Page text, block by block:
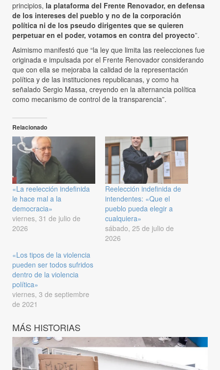
principios, la plataforma del Frente Renovador, en defensa
de los intereses del pueblo y no de la corporación
política ni de los pseudo dirigentes que se quieren
perpetuar en el poder, votamos en contra del proyecto”.
Asimismo manifestó que “la ley que limita las reelecciones fue
originada e impulsada por el Frente Renovador considerando
que con ella se mejoraba la calidad de la representación
política y de las instituciones republicanas, y como ha
señalado Sergio Massa, creyendo en la alternancia política
como mecanismo de control de la transparencia”.
Relacionado
«La reelección indefinida
le hace mal a la
democracia»
viernes, 31 de julio de
2026
Reelección indefinida de
intendentes: «Que el
pueblo pueda elegir a
cualquiera»
sábado, 25 de julio de
2026
«Los tipos de la violencia
pueden ser todos sufridos
dentro de la violencia
política»
viernes, 3 de septiembre
de 2021
MÁS HISTORIAS